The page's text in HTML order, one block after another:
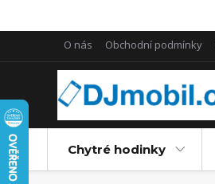
O nás Obchodní podmínky
Chytré hodinky